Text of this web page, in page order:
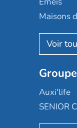
Happy
Aquarelia
Nexity
Les
Occitalia
Maisons
Korian
Emera
Groupe
Le Noble
Almage
Auxi'life
SENIOR
AGE